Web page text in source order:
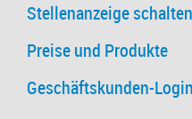
Stellenanzeige schalten
Preise und Produkte
Geschäftskunden-Login